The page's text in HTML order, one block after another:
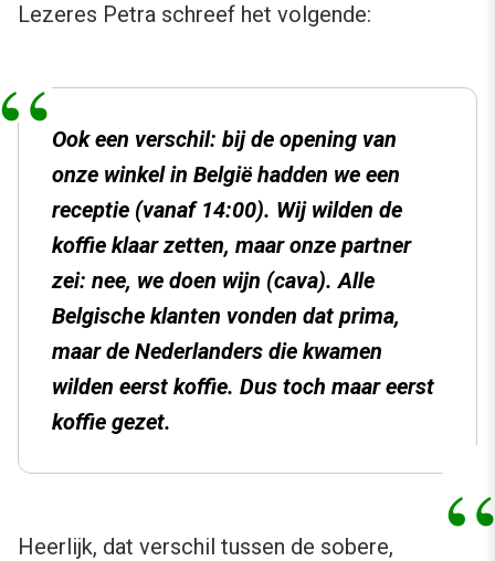
Lezeres Petra schreef het volgende:
Ook een verschil: bij de opening van
onze winkel in België hadden we een
receptie (vanaf 14:00). Wij wilden de
koffie klaar zetten, maar onze partner
zei: nee, we doen wijn (cava). Alle
Belgische klanten vonden dat prima,
maar de Nederlanders die kwamen
wilden eerst koffie. Dus toch maar eerst
koffie gezet.
Heerlijk, dat verschil tussen de sobere,